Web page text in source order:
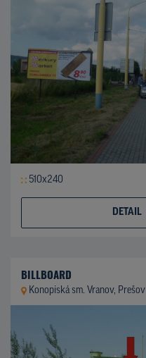
510x240
DETAIL
BILLBOARD
Konopiská sm. Vranov, Prešov